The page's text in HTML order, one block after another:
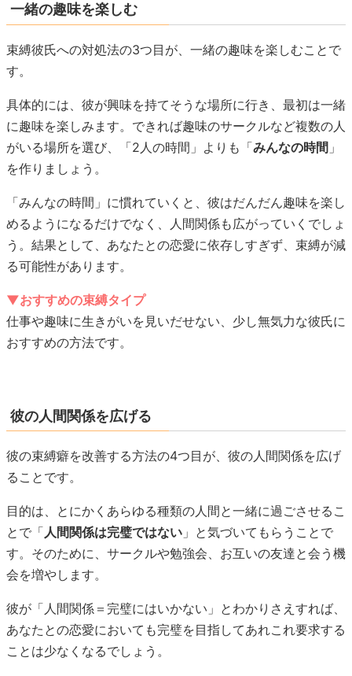
一緒の趣味を楽しむ
束縛彼氏への対処法の3つ目が、一緒の趣味を楽しむことで
す。
具体的には、彼が興味を持てそうな場所に行き、最初は一緒
に趣味を楽しみます。できれば趣味のサークルなど複数の人
がいる場所を選び、「2人の時間」よりも「みんなの時間 」
を作りましょう。
「みんなの時間」に慣れていくと、彼はだんだん趣味を楽し
めるようになるだけでなく、人間関係も広がっていくでしょ
う。結果として、あなたとの恋愛に依存しすぎず、束縛が減
る可能性があります。
▼おすすめの束縛タイプ
仕事や趣味に生きがいを見いだせない、少し無気力な彼氏に
おすすめの方法です。
彼の人間関係を広げる
彼の束縛癖を改善する方法の4つ目が、彼の人間関係を広げ
ることです。
目的は、とにかくあらゆる種類の人間と一緒に過ごさせるこ
とで「人間関係は完璧ではない 」と気づいてもらうことで
す。そのために、サークルや勉強会、お互いの友達と会う機
会を増やします。
彼が「人間関係＝完璧にはいかない」とわかりさえすれば、
あなたとの恋愛においても完璧を目指してあれこれ要求する
ことは少なくなるでしょう。